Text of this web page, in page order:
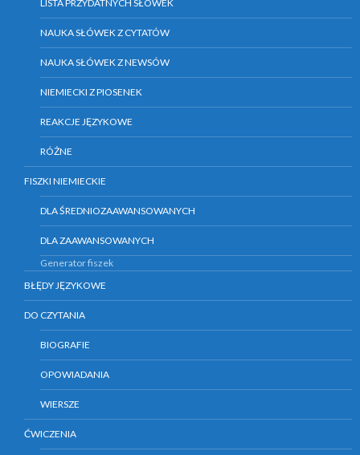
LISTA PRZYDATNYCH SŁÓWEK
NAUKA SŁÓWEK Z CYTATÓW
NAUKA SŁÓWEK Z NEWSÓW
NIEMIECKI Z PIOSENEK
REAKCJE JĘZYKOWE
RÓŻNE
FISZKI NIEMIECKIE
DLA ŚREDNIOZAAWANSOWANYCH
DLA ZAAWANSOWANYCH
Generator fiszek
BŁĘDY JĘZYKOWE
DO CZYTANIA
BIOGRAFIE
OPOWIADANIA
WIERSZE
ĆWICZENIA